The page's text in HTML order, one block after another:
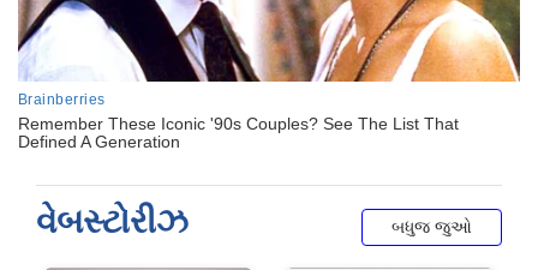
વેબસ્ટોરીઝ બધુજ જુઓ